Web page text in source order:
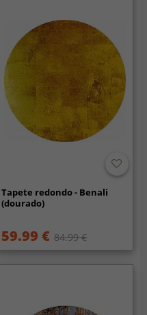
Tapete redondo - Benali
(dourado)
59.99 € 84.99 €